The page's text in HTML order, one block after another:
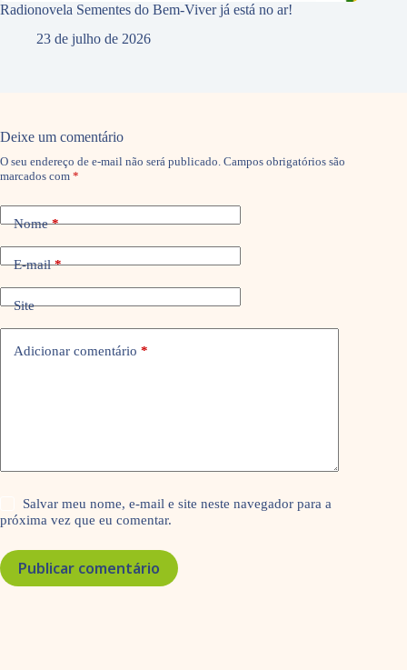
Radionovela Sementes do Bem-Viver já está no ar!
23 de julho de 2026
Deixe um comentário
O seu endereço de e-mail não será publicado. Campos obrigatórios são
marcados com *
Nome*
E-mail*
Site
Adicionar comentário *
Salvar meu nome, e-mail e site neste navegador para a
próxima vez que eu comentar.
Publicar comentário